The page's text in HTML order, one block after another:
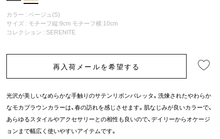
カラー : ベージュ(S)
サイズ : モチーフ縦:9cm モチーフ横:10cm
コレクション : SERENITE
再入荷メールを希望する
光沢が美しいなめらかな手触りのサテンリボンバレッタ。洗煉されたやわらか
なモカブラウンカラーは、春の訪れを感じさせます。肌なじみが良いカラーで、
あらゆるスタイルやアクセサリーとの相性も良いので、デイリーからオケージ
ョンまで幅広く使いやすいアイテムです。